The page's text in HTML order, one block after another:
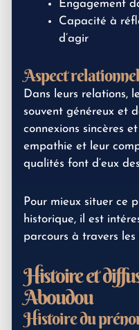
Engagement
Capacité à
d’agir
Aspect
Dans leurs relations,
souvent généreux et
connexions sincères
empathie et leur
qualités font d’eux
Pour mieux situer ce
historique, il est
parcours à travers
Histoire et
Aboudou
Histoire du